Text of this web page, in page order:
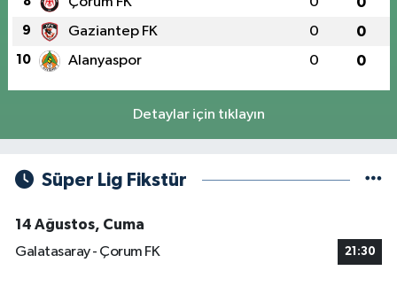
9 Gaziantep FK 0 0
10 Alanyaspor 0 0
Detaylar için tıklayın
Süper Lig Fikstür
14 Ağustos, Cuma
Galatasaray - Çorum FK
21:30